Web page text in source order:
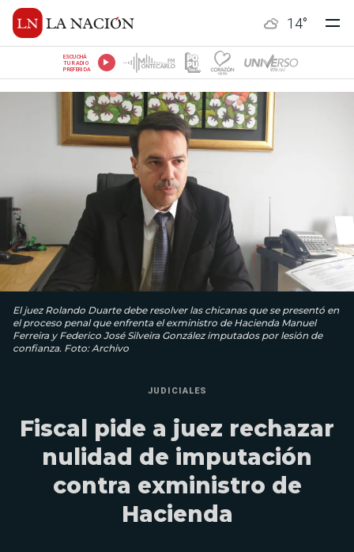
14°
ESCUCHÁ
TU RADIO
PREFERIDA
El juez Rolando Duarte debe resolver las chicanas que se presentó en
el proceso penal que enfrenta el exministro de Hacienda Manuel
Ferreira y Federico José Silveira González imputados por lesión de
confianza. Foto: Archivo
JUDICIALES
Fiscal pide a juez rechazar
nulidad de imputación
contra exministro de
Hacienda